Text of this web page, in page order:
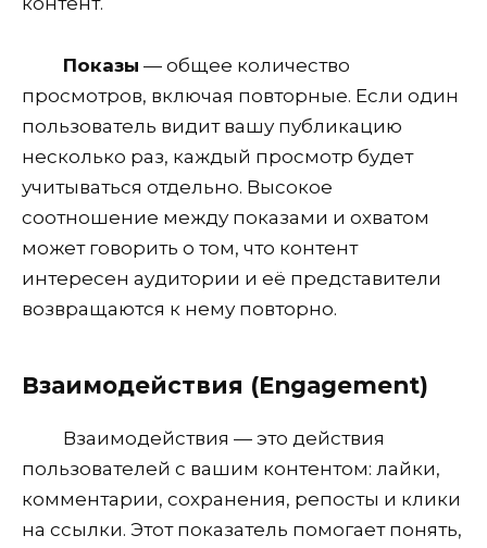
Показы — общее количество
просмотров, включая повторные. Если один
пользователь видит вашу публикацию
несколько раз, каждый просмотр будет
учитываться отдельно. Высокое
соотношение между показами и охватом
может говорить о том, что контент
интересен аудитории и её представители
возвращаются к нему повторно.
Взаимодействия (Engagement)
Взаимодействия — это действия
пользователей с вашим контентом: лайки,
комментарии, сохранения, репосты и клики
на ссылки. Этот показатель помогает понять,